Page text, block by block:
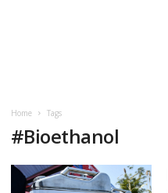
Home Tags
#Bioethanol